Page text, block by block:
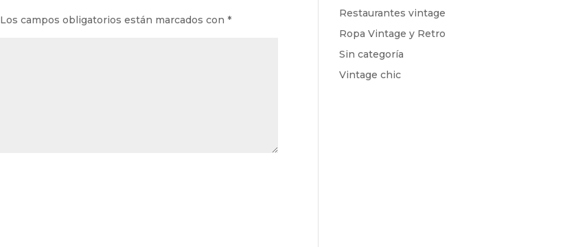
Los campos obligatorios están marcados con*
Restaurantes vintage
Ropa Vintage y Retro
Sin categoría
Vintage chic